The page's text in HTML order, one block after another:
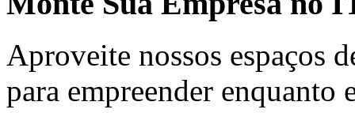
Aproveite nossos espaços
para empreender enquanto